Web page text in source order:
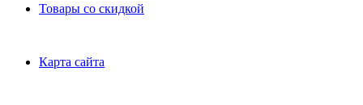
Товары со скидкой
Карта сайта